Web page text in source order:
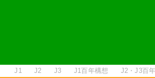
J1 J2 J3 J1百年構想 J2・J3百